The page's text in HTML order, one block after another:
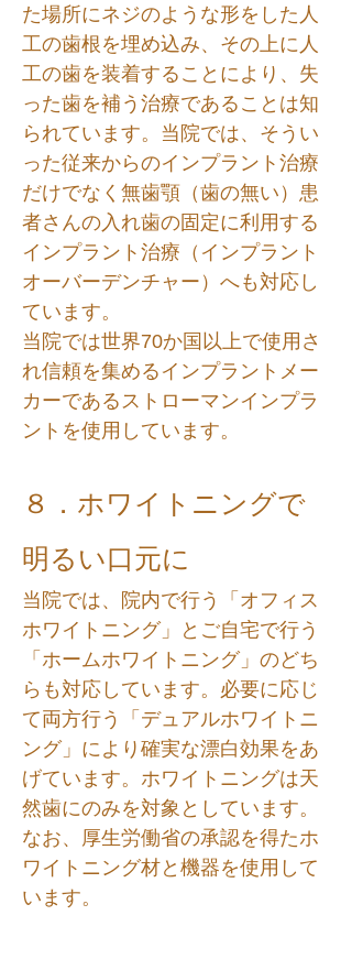
た場所にネジのような形をした人
工の歯根を埋め込み、その上に人
工の歯を装着することにより、失
った歯を補う治療であることは知
られています。当院では、そうい
った従来からのインプラント治療
だけでなく無歯顎（歯の無い）患
者さんの入れ歯の固定に利用する
インプラント治療（インプラント
オーバーデンチャー）へも対応し
ています。
当院では世界70か国以上で使用さ
れ信頼を集めるインプラントメー
カーであるストローマンインプラ
ントを使用しています。
８．ホワイトニングで
明るい口元に
当院では、院内で行う「オフィス
ホワイトニング」とご自宅で行う
「ホームホワイトニング」のどち
らも対応しています。必要に応じ
て両方行う「デュアルホワイトニ
ング」により確実な漂白効果をあ
げています。ホワイトニングは天
然歯にのみを対象としています。
なお、厚生労働省の承認を得たホ
ワイトニング材と機器を使用して
います。